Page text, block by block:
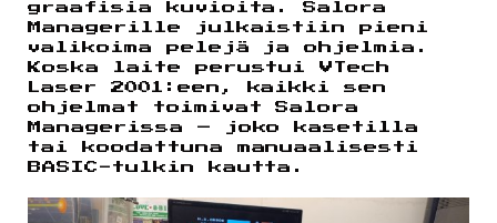
graafisia kuvioita. Salora
Managerille julkaistiin pieni
valikoima pelejä ja ohjelmia.
Koska laite perustui VTech
Laser 2001:een, kaikki sen
ohjelmat toimivat Salora
Managerissa – joko kasetilla
tai koodattuna manuaalisesti
BASIC-tulkin kautta.